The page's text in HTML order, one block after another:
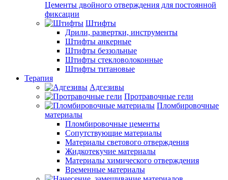
Цементы двойного отверждения для постоянной
фиксации
Штифты
Дрили, развертки, инструменты
Штифты анкерные
Штифты беззольные
Штифты стекловолоконные
Штифты титановые
Терапия
Адгезивы
Протравочные гели
Пломбировочные
материалы
Пломбировочные цементы
Сопутствующие материалы
Материалы светового отверждения
Жидкотекучие материалы
Материалы химического отверждения
Временные материалы